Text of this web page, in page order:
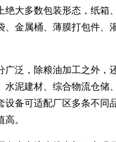
大多数包装形态，纸箱
、金属桶、薄膜打包件、
广泛，除粮油加工之外，
水泥建材、综合物流仓储
设备可适配厂区多条不同
。